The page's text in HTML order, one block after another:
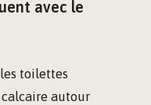
avec le
toilettes
autour